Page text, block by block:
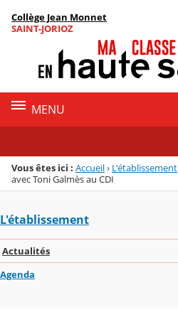
Menu de la rubrique
Contenu
Collège Jean Monnet
SAINT-JORIOZ
MENU
Vous êtes ici : Accueil› L'établissement
avec Toni Galmès au CDI
L'établissement
Actualités
Agenda